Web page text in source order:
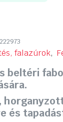
falazúrok,
beltéri
és